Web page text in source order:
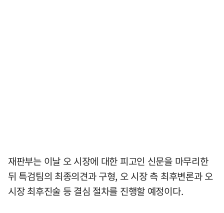
재판부는 이날 오 시장에 대한 피고인 신문을 마무리한
뒤 특검팀의 최종의견과 구형, 오 시장 측 최후변론과 오
시장 최후진술 등 결심 절차를 진행할 예정이다.